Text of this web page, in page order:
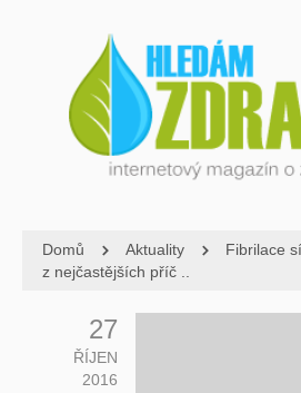
Domů Aktuality
Fibrilace
z nejčastějších příč ..
27
ŘÍJEN
2016